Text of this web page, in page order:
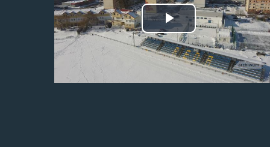
Odtwórz
wideo